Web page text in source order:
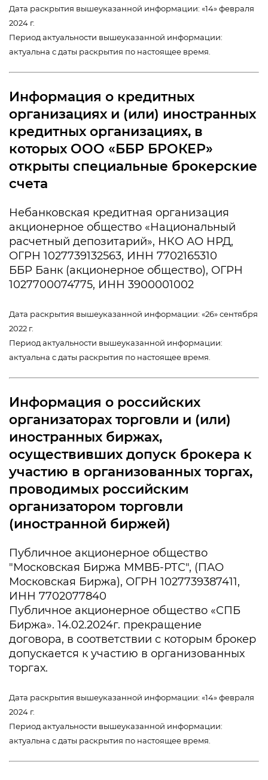
Дата раскрытия вышеуказанной информации: «14» февраля
2024 г.
Период актуальности вышеуказанной информации:
актуальна с даты раскрытия по настоящее время.
Информация о кредитных
организациях и (или) иностранных
кредитных организациях, в
которых ООО «ББР БРОКЕР»
открыты специальные брокерские
счета
Небанковская кредитная организация
акционерное общество «Национальный
расчетный депозитарий», НКО АО НРД,
ОГРН 1027739132563, ИНН 7702165310
ББР Банк (акционерное общество), ОГРН
1027700074775, ИНН 3900001002
Дата раскрытия вышеуказанной информации: «26» сентября
2022 г.
Период актуальности вышеуказанной информации:
актуальна с даты раскрытия по настоящее время.
Информация о российских
организаторах торговли и (или)
иностранных биржах,
осуществивших допуск брокера к
участию в организованных торгах,
проводимых российским
организатором торговли
(иностранной биржей)
Публичное акционерное общество
"Московская Биржа ММВБ-РТС", (ПАО
Московская Биржа), ОГРН 1027739387411,
ИНН 7702077840
Публичное акционерное общество «СПБ
Биржа». 14.02.2024г. прекращение
договора, в соответствии с которым брокер
допускается к участию в организованных
торгах.
Дата раскрытия вышеуказанной информации: «14» февраля
2024 г.
Период актуальности вышеуказанной информации:
актуальна с даты раскрытия по настоящее время.